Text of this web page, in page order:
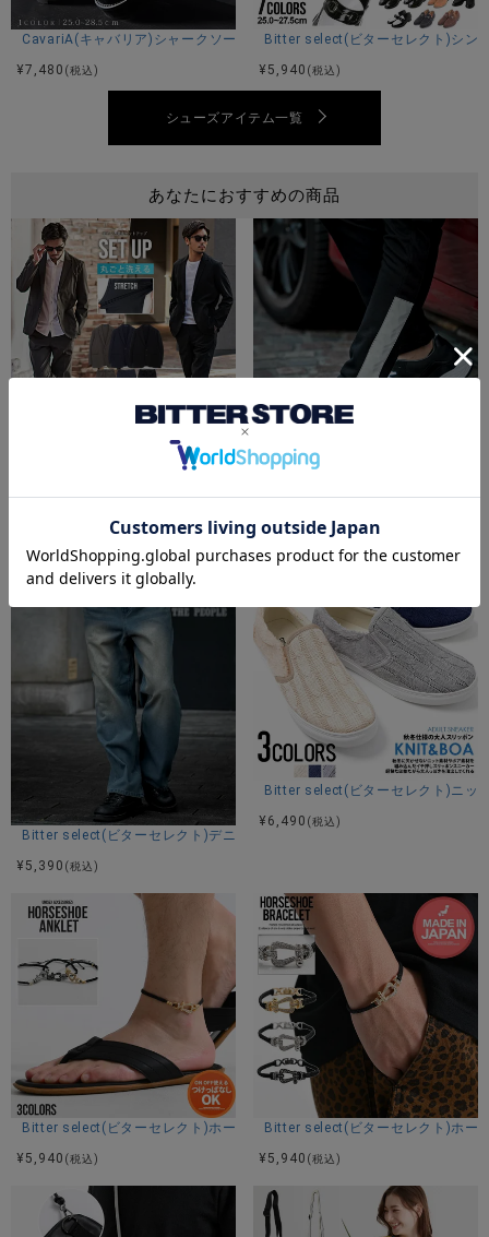
CavariA(キャバリア)シャークソールブラックコンビネーションモカシン
¥7,480 (税込)
Bitter select(ビターセレクト)シン
¥ 5,940 (税込)
シューズアイテム一覧
あなたにおすすめの商品
Bitter select(ビターセレクト)エアリーダンボールセットアップ/全3色
Bitter select(ビターセレクト)デザ
¥6,490(税込)
Bitter select(ビターセレクト)デニムオーバーダイバギーパンツ/全3色
¥ 5,390 (税込)
Bitter select(ビターセレクト)ニッ
¥ 6,490 (税込)
Bitter select(ビターセレクト)ホースシューアンクレット/全3色
¥ 5,940 (税込)
Bitter select(ビターセレクト)ホー
¥ 5,940 (税込)